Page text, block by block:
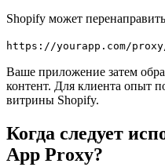
Shopify может
https://yourapp.com/
Ваше приложение затем
контент. Для клиента опыт
витрины Shopify.
Когда следует
App Proxy?